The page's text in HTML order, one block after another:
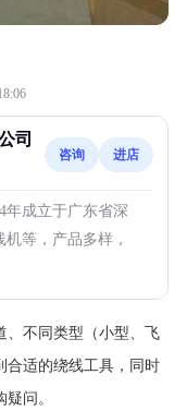
司
咨询 进店
年成立于广东省深
等，产品多样，
、不同类型（小型、飞
合适的绕线工具，同时
问。